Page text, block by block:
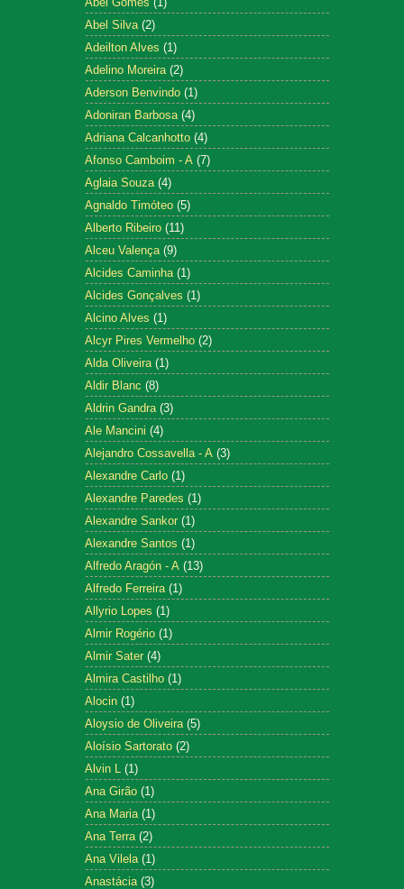
Abel Silva (2)
Adeilton Alves (1)
Adelino Moreira (2)
Aderson Benvindo (1)
Adoniran Barbosa (4)
Adriana Calcanhotto (4)
Afonso Camboim - A (7)
Aglaia Souza (4)
Agnaldo Timóteo (5)
Alberto Ribeiro (11)
Alceu Valença (9)
Alcides Caminha (1)
Alcides Gonçalves (1)
Alcino Alves (1)
Alcyr Pires Vermelho (2)
Alda Oliveira (1)
Aldir Blanc (8)
Aldrin Gandra (3)
Ale Mancini (4)
Alejandro Cossavella - A (3)
Alexandre Carlo (1)
Alexandre Paredes (1)
Alexandre Sankor (1)
Alexandre Santos (1)
Alfredo Aragón - A (13)
Alfredo Ferreira (1)
Allyrio Lopes (1)
Almir Rogério (1)
Almir Sater (4)
Almira Castilho (1)
Alocin (1)
Aloysio de Oliveira (5)
Aloísio Sartorato (2)
Alvin L (1)
Ana Girão (1)
Ana Maria (1)
Ana Terra (2)
Ana Vilela (1)
Anastácia (3)